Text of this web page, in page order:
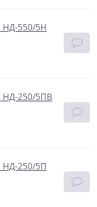
НД-550/5Н
НД-250/5ПВ
НД-250/5П